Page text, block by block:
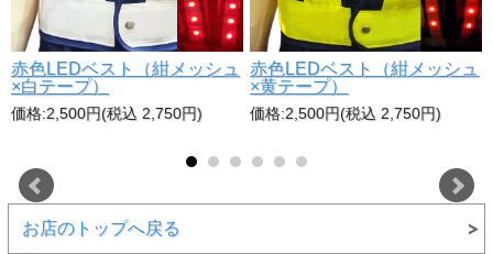
赤色LEDベスト（紺メッシュ
×白テープ）
価格:2,500円(税込 2,750円)
赤色LEDベスト（紺メッシュ
×黄テープ）
価格:2,500円(税込 2,750円)
お店のトップへ戻る